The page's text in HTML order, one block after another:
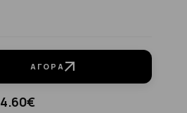
ΑΓΟΡΆ
4.60€